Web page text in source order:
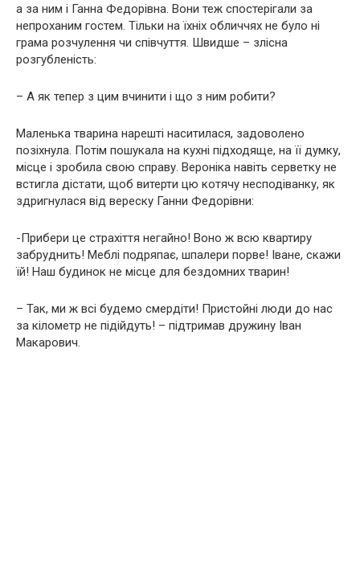
а за ним і Ганна Федорівна. Вони теж спостерігали за
непроханим гостем. Тільки на їхніх обличчях не було ні
грама розчулення чи співчуття. Швидше – злісна
розгубленість:
– А як тепер з цим вчинити і що з ним робити?
Маленька тварина нарешті наситилася, задоволено
позіхнула. Потім пошукала на кухні підходяще, на її думку,
місце і зробила свою справу. Вероніка навіть серветку не
встигла дістати, щоб витерти цю котячу несподіванку, як
здригнулася від вереску Ганни Федорівни:
-Прибери це страхіття негайно! Воно ж всю квартиру
забруднить! Меблі подряпає, шпалери порве! Іване, скажи
їй! Наш будинок не місце для бездомних тварин!
– Так, ми ж всі будемо смердіти! Пристойні люди до нас
за кілометр не підійдуть! – підтримав дружину Іван
Макарович.